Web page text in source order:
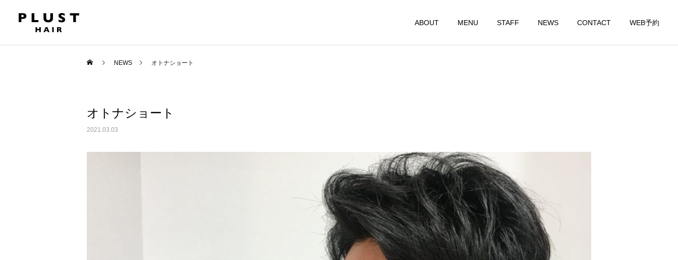
ABOUT MENU STAFF NEWS CONTACT WEB予約
NEWS オトナショート
オトナショート
2021.03.03